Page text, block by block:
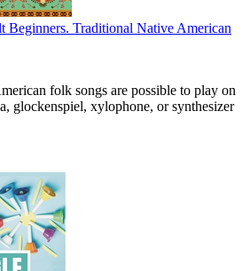
Beginners. Traditional Native American
folk songs are possible to play on
glockenspiel, xylophone, or synthesizer